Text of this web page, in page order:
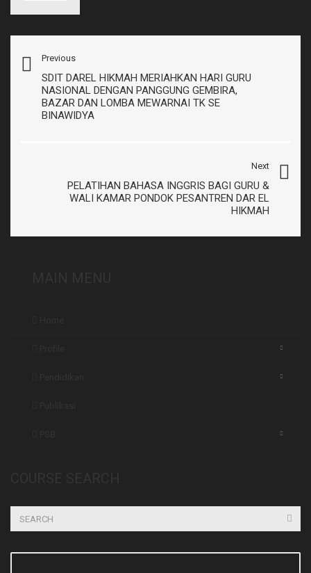
Previous
SDIT DAREL HIKMAH MERIAHKAN HARI GURU
NASIONAL DENGAN PANGGUNG GEMBIRA,
BAZAR DAN LOMBA MEWARNAI TK SE
BINAWIDYA
Next
PELATIHAN BAHASA INGGRIS BAGI GURU &
WALI KAMAR PONDOK PESANTREN DAR EL
HIKMAH